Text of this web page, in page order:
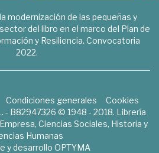
modernización de las pequeñas y
del libro en el marco del Plan de
y Resiliencia. Convocatoria
2022.
Condiciones generales
Cookies
- B82947326 © 1948 - 2018. Librería
Ciencias Sociales, Historia y
Humanas
y desarrollo OPTYMA